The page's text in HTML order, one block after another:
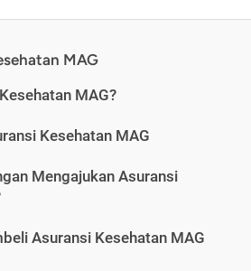
MAG
MAG?
Kesehatan MAG
Mengajukan Asuransi
Asuransi Kesehatan MAG